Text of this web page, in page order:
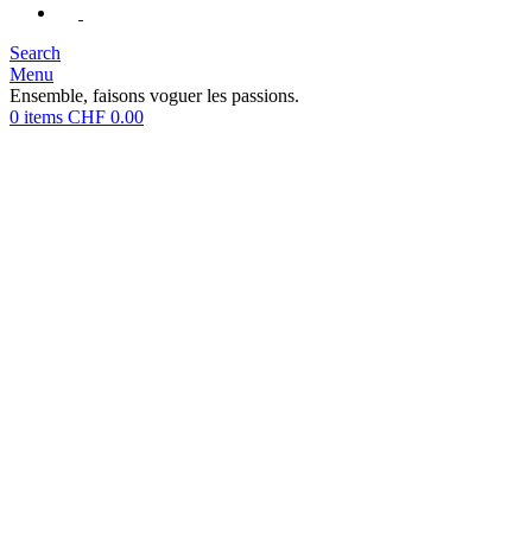
Search
Menu
Ensemble, faisons voguer les passions.
0 items CHF 0.00